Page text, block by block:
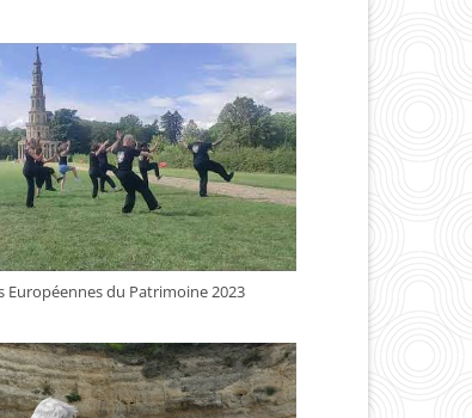
Européennes du Patrimoine 2023